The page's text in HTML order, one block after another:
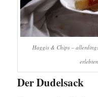
Haggis & Chips –
Der Dudelsack